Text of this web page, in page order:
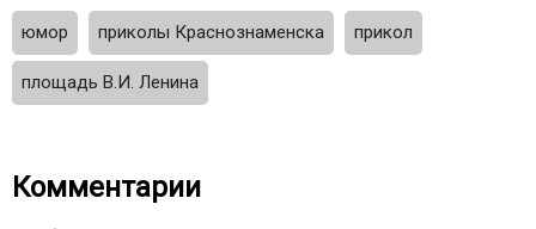
юмор приколы Краснознаменска прикол
площадь В.И. Ленина
Комментарии